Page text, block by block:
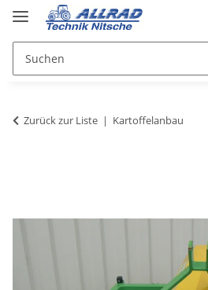
Zurück zur Liste Kartoffelanbau